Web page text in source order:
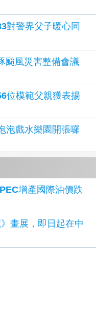
警界父子暖心同
颱風災害整備會議
位模範父親獲表揚
泡戲水樂園開張囉
增產國際油價跌
畫展，即日起在中